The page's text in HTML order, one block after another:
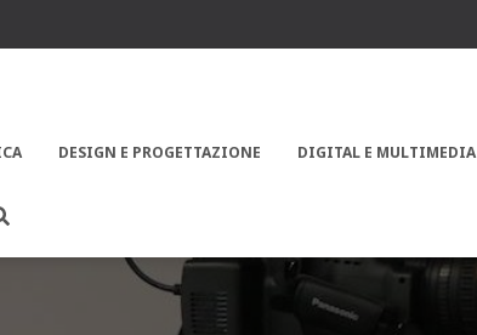
DESIGN E PROGETTAZIONE DIGITAL E MULTIMEDIA